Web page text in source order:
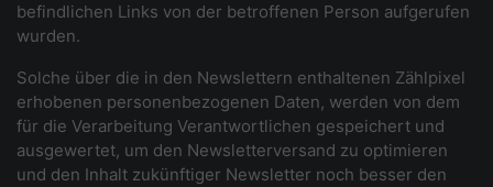
befindlichen Links von der betroffenen Person aufgerufen
wurden.
Solche über die in den Newslettern enthaltenen Zählpixel
erhobenen personenbezogenen Daten, werden von dem
für die Verarbeitung Verantwortlichen gespeichert und
ausgewertet, um den Newsletterversand zu optimieren
und den Inhalt zukünftiger Newsletter noch besser den